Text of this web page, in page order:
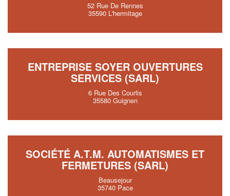
52 Rue De Rennes
35590 L'hermitage
ENTREPRISE SOYER OUVERTURES
SERVICES (SARL)
6 Rue Des Courlis
35580 Guignen
SOCIÉTÉ A.T.M. AUTOMATISMES ET
FERMETURES (SARL)
Beausejour
35740 Pace